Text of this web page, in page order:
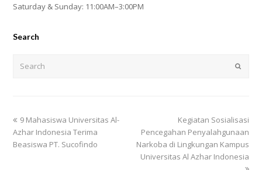
Saturday & Sunday: 11:00AM–3:00PM
Search
Submit
previous
post:
9 Mahasiswa Universitas Al-
Azhar Indonesia Terima
Beasiswa PT. Sucofindo
next
post:
Kegiatan Sosialisasi
Pencegahan Penyalahgunaan
Narkoba di Lingkungan Kampus
Universitas Al Azhar Indonesia